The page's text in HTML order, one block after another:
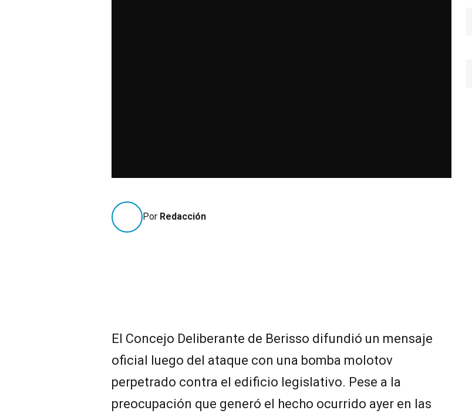
Por Redacción
El Concejo Deliberante de Berisso difundió un mensaje
oficial luego del ataque con una bomba molotov
perpetrado contra el edificio legislativo. Pese a la
preocupación que generó el hecho ocurrido ayer en las